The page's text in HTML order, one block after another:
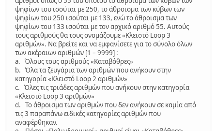
ψηφίων του ισούται με 250, το άθροισμα των κύβων των
ψηφίων του 250 ισούται με 133, ενώ το άθροισμα των
ψηφίων του 133 ισούται με τον αρχικό αριθμό 55. Αυτούς
τους αριθμούς θα τους ονομάζουμε «Κλειστό Loop 3
αριθμών». Να βρείτε και να εμφανίσετε για το σύνολο όλων
των ακέραιων αριθμών [1 – 9999] :
a. Όλους τους αριθμούς «Καταβόθρες»
b. Όλα τα ζευγάρια των αριθμών που ανήκουν στην
κατηγορία «Κλειστό Loop 2 αριθμών»
c. Όλες τις τριάδες αριθμών που ανήκουν στην κατηγορία
«Κλειστό Loop 3 αριθμών»
d. Το άθροισμα των αριθμών που δεν ανήκουν σε καμία από
τις 3 παραπάνω ειδικές κατηγορίες αριθμών που
αναφέρθηκαν.